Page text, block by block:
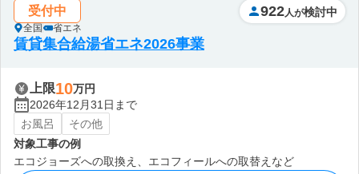
受付中
全国 省エネ
922 人が検討中
賃貸集合給湯省エネ2026事業
上限10万円
2026年12月31日まで
お風呂
その他
対象工事の例
エコジョーズへの取換え、エコフィールへの取替えなど